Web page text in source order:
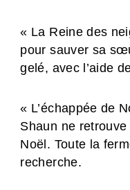
« La Reine des
pour sauver sa
gelé, avec l’aide
« L’échappée de
Shaun ne
Noël. Toute la
recherche.